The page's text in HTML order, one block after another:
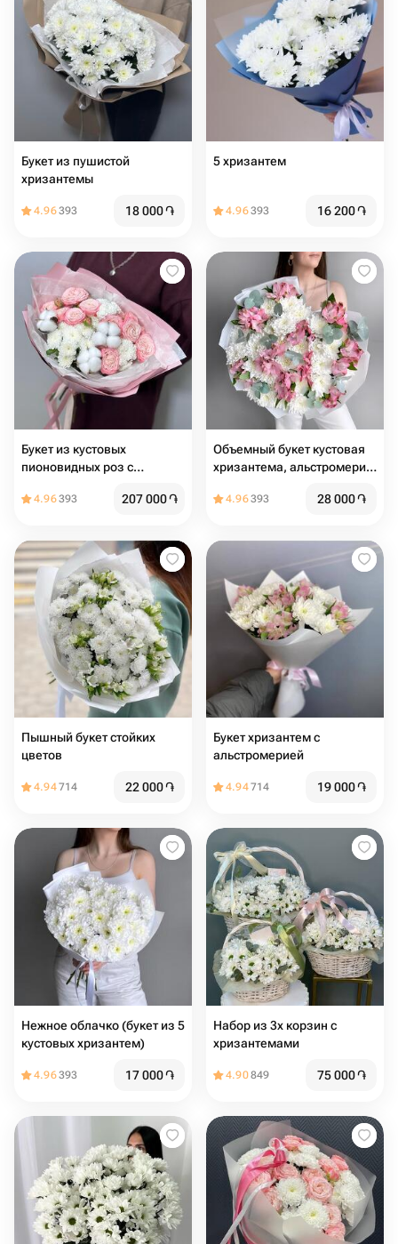
Букет из пушистой
хризантемы
4.96393 18 000֏
5 хризантем
4.96393 16 200֏
Букет из кустовых
пионовидных роз с
4.96393 207 000֏
Объемный букет кустовая
хризантема, альстромерия
4.96393 28 000֏
Пышный букет стойких
цветов
4.94714 22 000֏
Букет хризантем с
альстромерией
4.94714 19 000֏
Нежное облачко (букет из 5
кустовых хризантем)
4.96393 17 000֏
Набор из 3х корзин с
хризантемами
4.90849 75 000֏